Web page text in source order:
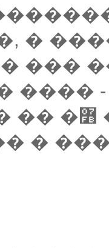
�
���
����
���, ��
�